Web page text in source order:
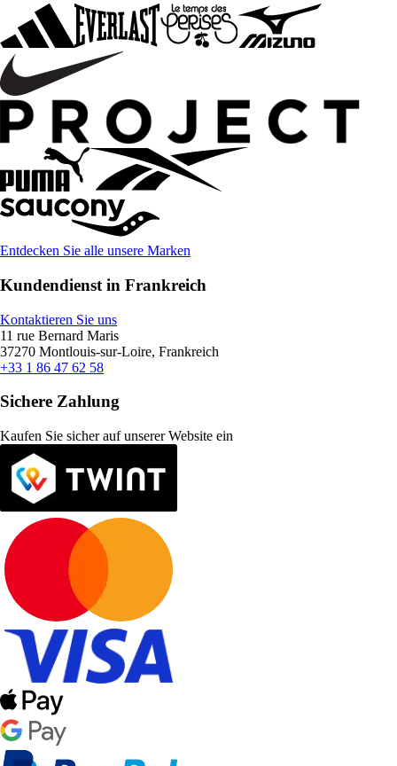
Entdecken Sie alle unsere Marken
Kundendienst in Frankreich
Kontaktieren Sie uns
11 rue Bernard Maris
37270 Montlouis-sur-Loire, Frankreich
+33 1 86 47 62 58
Sichere Zahlung
Kaufen Sie sicher auf unserer Website ein